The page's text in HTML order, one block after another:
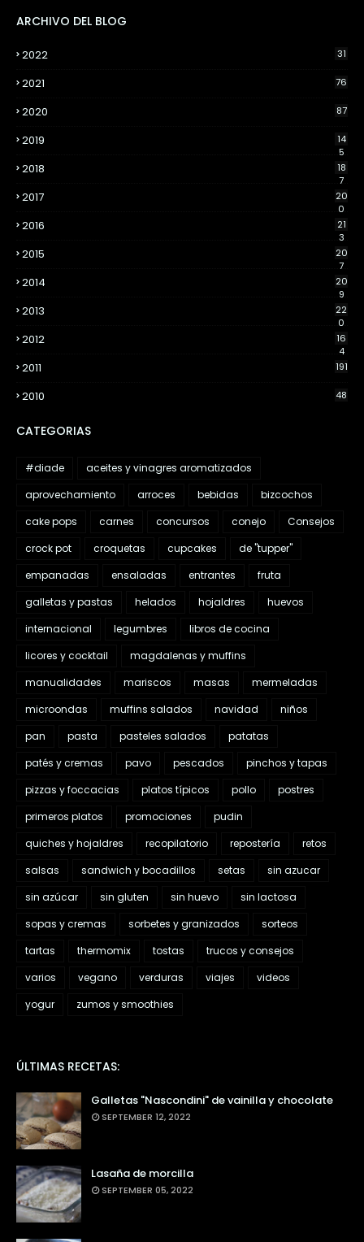
ARCHIVO DEL BLOG
2022 31
2021 76
2020 87
2019
14
5
2018
18
7
2017
20
0
2016
21
3
2015
20
7
2014
20
9
2013
22
0
2012
16
4
2011 191
2010 48
CATEGORIAS
#diade
aceites y vinagres aromatizados
aprovechamiento
arroces bebidas
bizcochos
cake pops
carnes concursos conejo
Consejos
crock pot
croquetas cupcakes
de "tupper"
empanadas
ensaladas entrantes
fruta
galletas y pastas
helados hojaldres
huevos
internacional
legumbres
libros de cocina
licores y cocktail
magdalenas y muffins
manualidades
mariscos masas
mermeladas
microondas
muffins salados navidad
niños
pan
pasta pasteles salados
patatas
patés y cremas
pavo pescados
pinchos y tapas
pizzas y foccacias
platos típicos pollo
postres
primeros platos
promociones
pudin
quiches y hojaldres
recopilatorio repostería
retos
salsas
sandwich y bocadillos setas
sin azucar
sin azúcar
sin gluten sin huevo
sin lactosa
sopas y cremas
sorbetes y granizados
sorteos
tartas
thermomix tostas
trucos y consejos
varios
vegano verduras viajes
videos
yogur
zumos y smoothies
ÚLTIMAS RECETAS:
Galletas "Nascondini" de vainilla y chocolate
SEPTEMBER 12, 2022
Lasaña de morcilla
SEPTEMBER 05, 2022